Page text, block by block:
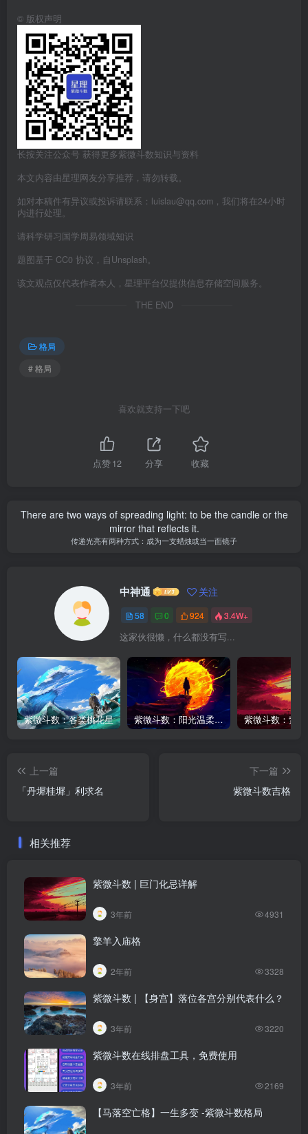
© 版权声明
长按关注公众号 获得更多紫微斗数知识与资料
本文内容由星理网友分享推荐，请勿转载。
如对本稿件有异议或投诉请联系：luislau@qq.com，我们将在24小时
内进行处理。
请科学研习国学周易领域知识
题图基于 CC0 协议，自Unsplash。
该文观点仅代表作者本人，星理平台仅提供信息存储空间服务。
THE END
格局
# 格局
喜欢就支持一下吧
点赞12 分享 收藏
There are two ways of spreading light: to be the candle or the
mirror that reflects it.
传递光亮有两种方式：成为一支蜡烛或当一面镜子
中神通 关注
58 0 924 3.4W+
这家伙很懒，什么都没有写...
紫微斗数：各类桃花星 紫微斗数：阳光温柔与阴晴不定的日月同宫男
上一篇
「丹墀桂墀」利求名
下一篇
紫微斗数吉格
相关推荐
紫微斗数 | 巨门化忌详解
3年前 4931
擎羊入庙格
2年前 3328
紫微斗数 | 【身宫】落位各宫分别代表什么？
3年前 3220
紫微斗数在线排盘工具，免费使用
3年前 2169
【马落空亡格】一生多变 -紫微斗数格局